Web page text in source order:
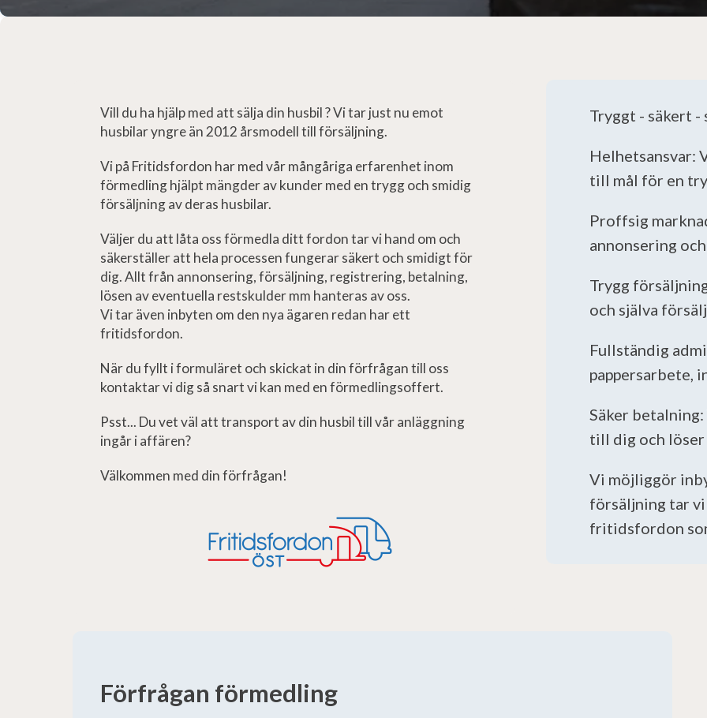
Vill du ha hjälp med att sälja din husbil ? Vi tar just nu emot
husbilar yngre än 2012 årsmodell till försäljning.
Vi på Fritidsfordon har med vår mångåriga erfarenhet inom
förmedling hjälpt mängder av kunder med en trygg och smidig
försäljning av deras husbilar.
Väljer du att låta oss förmedla ditt fordon tar vi hand om och
säkerställer att hela processen fungerar säkert och smidigt för
dig. Allt från annonsering, försäljning, registrering, betalning,
lösen av eventuella restskulder mm hanteras av oss.
Vi tar även inbyten om den nya ägaren redan har ett
fritidsfordon.
När du fyllt i formuläret och skickat in din förfrågan till oss
kontaktar vi dig så snart vi kan med en förmedlingsoffert.
Psst... Du vet väl att transport av din husbil till vår anläggning
ingår i affären?
Välkommen med din förfrågan!
Tryggt - säkert -
Helhetsansvar:
till mål för en
Proffsig
annonsering
Trygg
och själva
Fullständig
pappersarbete,
Säker
till dig och
Vi möjliggör
försäljning tar vi
fritidsfordon
Förfrågan förmedling